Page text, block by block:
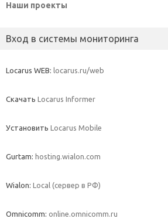
Наши проекты
Вход в системы мониторинга
Locarus WEB: locarus.ru/web
Скачать Locarus Informer
Установить Locarus Mobile
Gurtam: hosting.wialon.com
Wialon: Local (сервер в РФ)
Omnicomm: online.omnicomm.ru